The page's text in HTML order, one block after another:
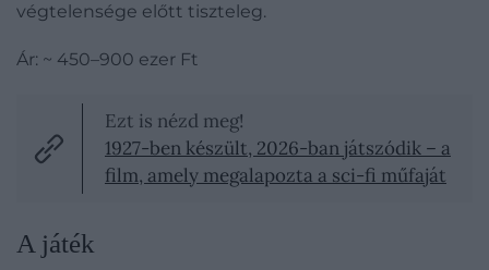
végtelensége előtt tiszteleg.
Ár: ~ 450–900 ezer Ft
Ezt is nézd meg!
1927-ben készült, 2026-ban játszódik – a
film, amely megalapozta a sci-fi műfaját
A játék